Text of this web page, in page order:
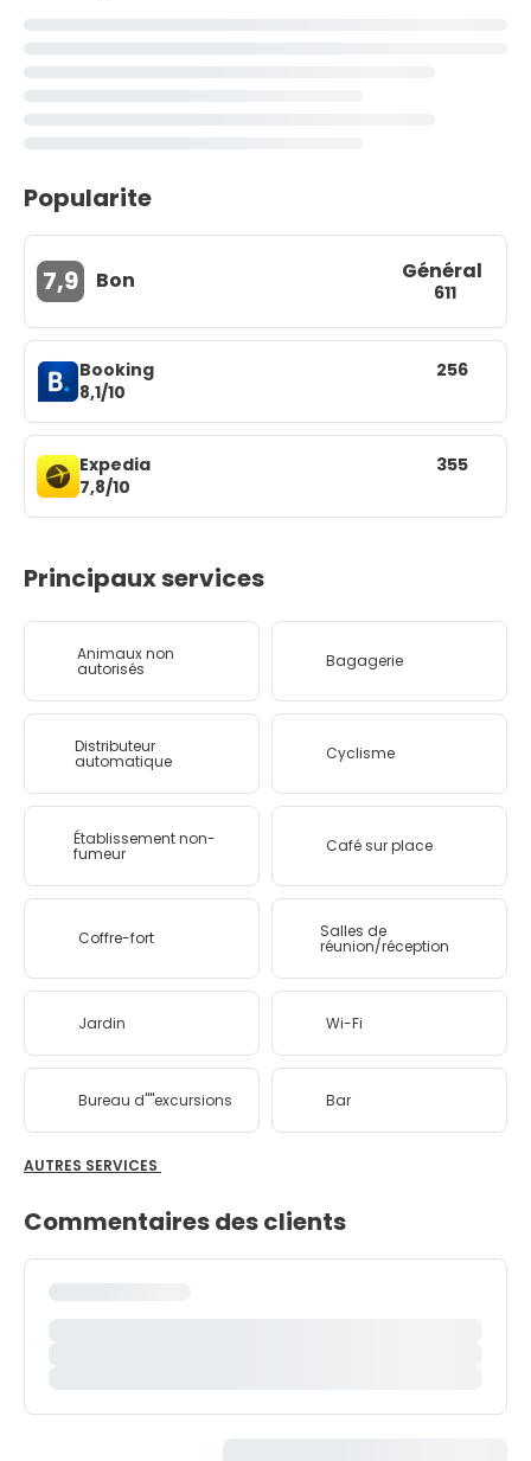
Popularite
7,9 Bon Général
611
Booking
8,1/10
256
Expedia
7,8/10
355
Principaux services
Animaux non
autorisés Bagagerie
Distributeur
automatique Cyclisme
Établissement non-
fumeur Café sur place
Coffre-fort Salles de
réunion/réception
Jardin Wi-Fi
Bureau d''''excursions Bar
AUTRES SERVICES
Commentaires des clients